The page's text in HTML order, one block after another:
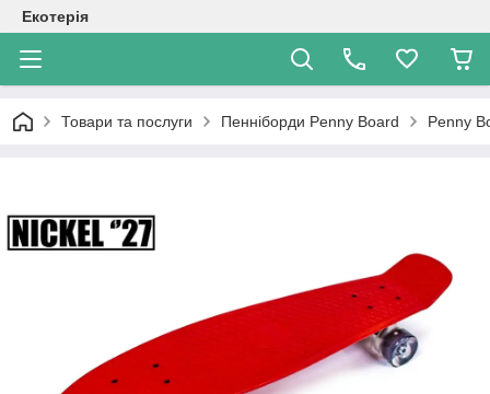
Екотерія
Товари та послуги Пенніборди Penny Board Penny